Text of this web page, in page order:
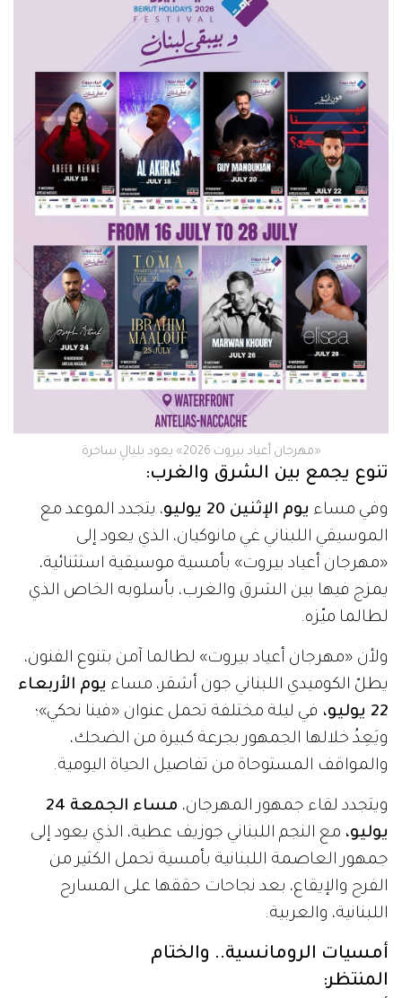
«مهرجان أعياد بيروت 2026» يعود بليالٍ ساحرة
تنوع يجمع بين الشرق والغرب:
وفي مساء يوم الإثنين 20 يوليو
، يتجدد الموعد مع
الموسيقي اللبناني غي مانوكيان، الذي يعود إلى
«مهرجان أعياد بيروت» بأمسية موسيقية استثنائية،
يمزج فيها بين الشرق والغرب، بأسلوبه الخاص الذي
لطالما ميّزه.
ولأن «مهرجان أعياد بيروت» لطالما آمن بتنوع الفنون،
يطلّ الكوميدي اللبناني جون أشقر، مساء يوم الأربعاء
22 يوليو،
في ليلة مختلفة تحمل عنوان «فينا نحكي»؛
ويَعِدُ خلالها الجمهور بجرعة كبيرة من الضحك،
والمواقف المستوحاة من تفاصيل الحياة اليومية.
ويتجدد لقاء جمهور المهرجان،
مساء الجمعة 24
يوليو، مع النجم اللبناني جوزيف عطية، الذي يعود إلى
جمهور العاصمة اللبنانية بأمسية تحمل الكثير من
الفرح والإيقاع، بعد نجاحات حققها على المسارح
اللبنانية، والعربية.
أمسيات الرومانسية.. والختام
المنتظر: